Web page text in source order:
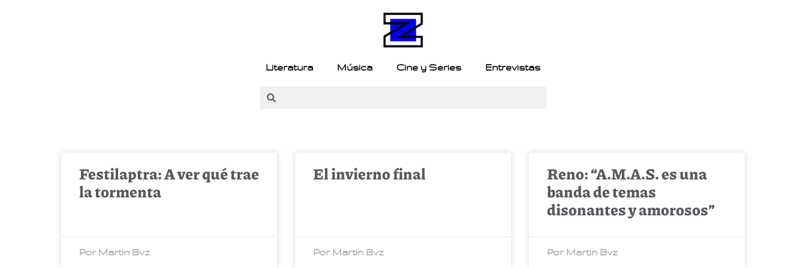
Literatura Música Cine y Series Entrevistas
Festilaptra: A ver qué trae
la tormenta
Por Martin Bvz
El invierno final
Por Martin Bvz
Reno: “A.M.A.S. es una
banda de temas
disonantes y amorosos”
Por Martin Bvz